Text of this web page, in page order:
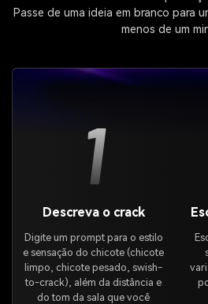
Passe de uma ideia em branco para
menos de um
1
Descreva o crack
Digite um prompt para o estilo
e sensação do chicote (chicote
limpo, chicote pesado, swish-
to-crack), além da distância e
do tom da sala que você